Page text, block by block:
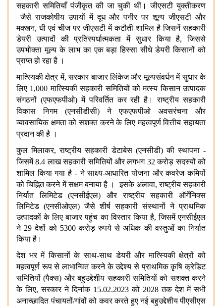
सहकारी समितियाँ पंजीकृत की जा चुकी थीं। जीएसटी युक्तीकरण
जैसे राजकोषीय उपायों में दूध और पनीर पर शून्य जीएसटी और
मक्खन, घी एवं चीज पर जीएसटी में कटौती शामिल है जिसनें सहकारी
डेयरी उत्पादों की प्रतिस्पर्धात्मकता में सुधार किया है, जिससे
उपभोक्ता मूल्य के लाभ का एक बड़ा हिस्सा सीधे डेयरी किसानों को
प्राप्त हो रहा है ।
मात्स्यिकी क्षेत्र में, सरकार बाजार लिंकेज और मूल्यसंवर्धन में सुधार के
लिए 1,000 मात्स्यिकी सहकारी समितियों को मत्स्य किसान उत्पादक
संगठनों (एफएफपीओ) में परिवर्तित कर रही है। राष्ट्रीय सहकारी
विकास
निगम (एनसीडीसी) ने एफएफपीओ अवसरंचना
और
व्यावसायिक क्षमता को सशक्त करने के लिए महत्वपूर्ण वित्तीय सहायता
प्रदान की है ।
कुल मिलाकर, राष्ट्रीय सहकारी डेटाबेस (एनसीडी) की स्थापना -
जिसमें 8.4 लाख सहकारी समितियों और लगभग 32 करोड़ सदस्यों को
शामिल किया गया है - ने साक्ष्य-आधारित योजना और कवरेज कमियों
को चिह्नित करने में सक्षम बनाया है ।
इसके अलावा, राष्ट्रीय सहकारी
निर्यात लिमिटेड (एनसीईएल) और राष्ट्रीय सहकारी ऑर्गेनिक्स
लिमिटेड (एनसीओएल) जैसे शीर्ष सहकारी संस्थानों ने प्राथमिक
उत्पादकों के लिए बाजार पहुंच का विस्तार किया है, जिसमें एनसीईएल
ने 29 देशों को 5300 करोड़ रुपये से अधिक की वस्तुओं का निर्यात
किया है।
देश भर में किसानों के साथ-साथ डेयरी और मात्स्यिकी क्षेत्रों को
महत्वपूर्ण रूप से लाभान्वित करने के उद्देश्य से प्राथमिक कृषि क्रेडिट
समितियों (पैक्स) और बहुउद्देशीय सहकारी समितियों को सशक्त करने
के लिए, सरकार ने दिनांक 15.02.2023 को 2028 तक देश में सभी
अनाच्छादित पंचायतों/गांवों को कवर करते हुए नई बहुउद्देशीय पीएसीएस